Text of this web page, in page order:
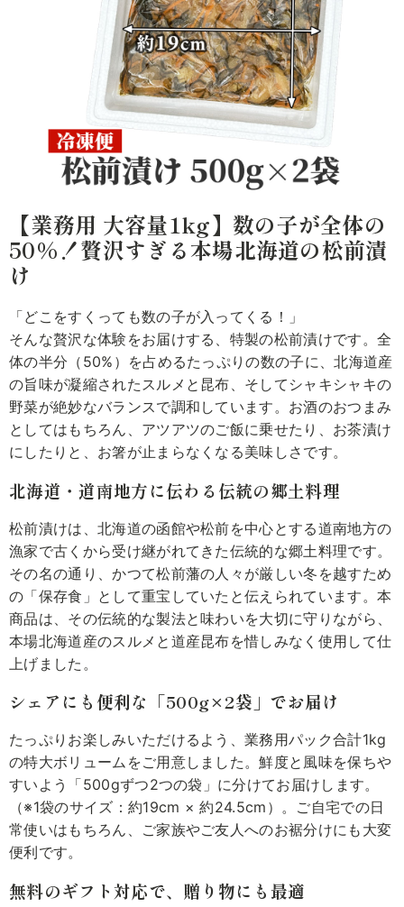
【業務用 大容量1kg】数の子が全体の
50%！贅沢すぎる本場北海道の松前漬
け
「どこをすくっても数の子が入ってくる！」
そんな贅沢な体験をお届けする、特製の松前漬けです。全
体の半分（50%）を占めるたっぷりの数の子に、北海道産
の旨味が凝縮されたスルメと昆布、そしてシャキシャキの
野菜が絶妙なバランスで調和しています。お酒のおつまみ
としてはもちろん、アツアツのご飯に乗せたり、お茶漬け
にしたりと、お箸が止まらなくなる美味しさです。
北海道・道南地方に伝わる伝統の郷土料理
松前漬けは、北海道の函館や松前を中心とする道南地方の
漁家で古くから受け継がれてきた伝統的な郷土料理です。
その名の通り、かつて松前藩の人々が厳しい冬を越すため
の「保存食」として重宝していたと伝えられています。本
商品は、その伝統的な製法と味わいを大切に守りながら、
本場北海道産のスルメと道産昆布を惜しみなく使用して仕
上げました。
シェアにも便利な「500g×2袋」でお届け
たっぷりお楽しみいただけるよう、業務用パック合計1kg
の特大ボリュームをご用意しました。鮮度と風味を保ちや
すいよう「500gずつ2つの袋」に分けてお届けします。
（※1袋のサイズ：約19cm × 約24.5cm）。ご自宅での日
常使いはもちろん、ご家族やご友人へのお裾分けにも大変
便利です。
無料のギフト対応で、贈り物にも最適